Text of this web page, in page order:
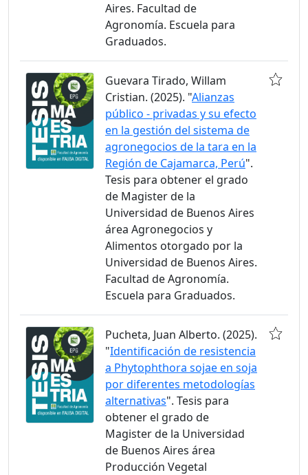
Aires. Facultad de
Agronomía. Escuela para
Graduados.
Guevara Tirado, Willam
Cristian. (2025). "Alianzas
público - privadas y su efecto
en la gestión del sistema de
agronegocios de la tara en la
Región de Cajamarca, Perú".
Tesis para obtener el grado
de Magister de la
Universidad de Buenos Aires
área Agronegocios y
Alimentos otorgado por la
Universidad de Buenos Aires.
Facultad de Agronomía.
Escuela para Graduados.
Pucheta, Juan Alberto. (2025).
"Identificación de resistencia
a Phytophthora sojae en soja
por diferentes metodologías
alternativas". Tesis para
obtener el grado de
Magister de la Universidad
de Buenos Aires área
Producción Vegetal